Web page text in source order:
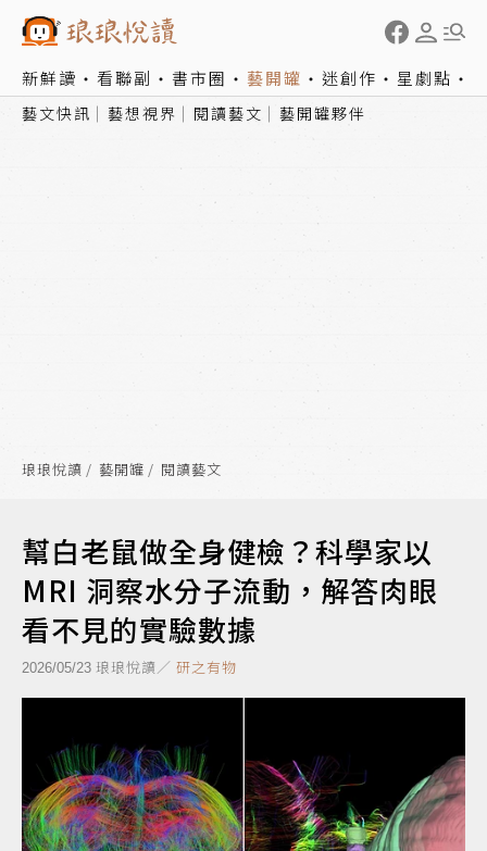
新鮮讀 看聯副 書市圈 藝開罐 迷創作 星劇點
藝文快訊 藝想視界 閱讀藝文 藝開罐夥伴
琅琅悅讀 藝開罐 閱讀藝文
幫白老鼠做全身健檢？科學家以
MRI 洞察水分子流動，解答肉眼
看不見的實驗數據
2026/05/23 琅琅悅讀／ 研之有物